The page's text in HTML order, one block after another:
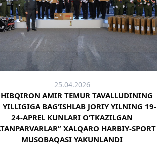
25.04.2026
AMIR TEMUR TAVALLUDINING
BAG‘ISHLAB JORIY YILNING 19-
24-APREL KUNLARI O‘TKAZILGAN
XALQARO HARBIY-SPORT
MUSOBAQASI YAKUNLANDI